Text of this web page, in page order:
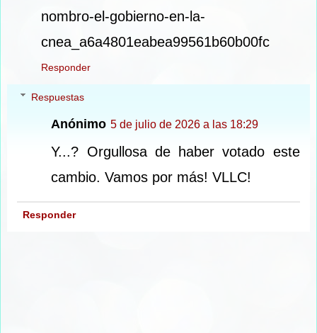
nombro-el-gobierno-en-la-
cnea_a6a4801eabea99561b60b00fc
Responder
Respuestas
Anónimo 5 de julio de 2026 a las 18:29
Y...? Orgullosa de haber votado este
cambio. Vamos por más! VLLC!
Responder